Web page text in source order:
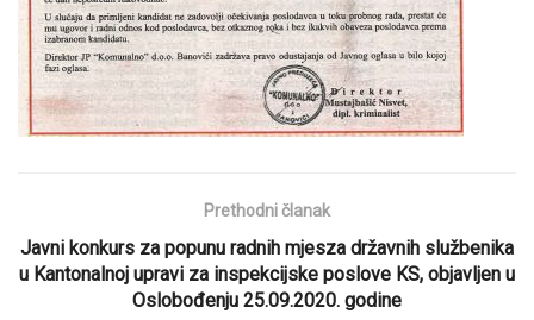
Prethodni članak
Javni konkurs za popunu radnih mjesza državnih službenika
u Kantonalnoj upravi za inspekcijske poslove KS, objavljen u
Oslobođenju 25.09.2020. godine